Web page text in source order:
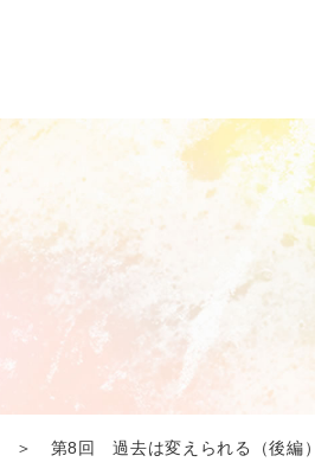
＞ 第8回 過去は変えられる（後編）